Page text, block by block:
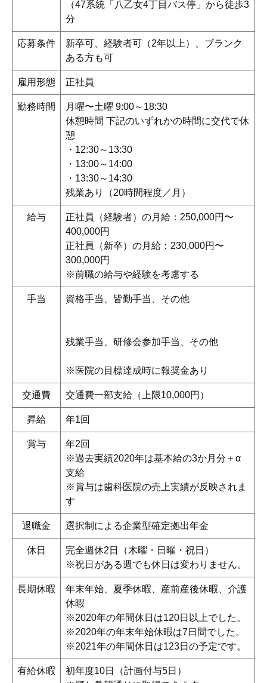
（47系統「八乙女4丁目バス停」から徒歩3
分
応募条件
新卒可、経験者可（2年以上）、ブランク
ある方も可
雇用形態 正社員
勤務時間
月曜〜土曜 9:00～18:30
休憩時間 下記のいずれかの時間に交代で休
憩
・12:30～13:30
・13:00～14:00
・13:30～14:30
残業あり（20時間程度／月）
給与
正社員（経験者）の月給：250,000円〜
400,000円
正社員（新卒）の月給：230,000円〜
300,000円
※前職の給与や経験を考慮する
手当 資格手当、皆勤手当、その他
残業手当、研修会参加手当、その他
※医院の目標達成時に報奨金あり
交通費 交通費一部支給（上限10,000円）
昇給 年1回
賞与
年2回
※過去実績2020年は基本給の3か月分＋α
支給
※賞与は歯科医院の売上実績が反映されま
す
退職金 選択制による企業型確定拠出年金
休日
完全週休2日（木曜・日曜・祝日）
※祝日がある週でも休日は変わりません。
長期休暇
年末年始、夏季休暇、産前産後休暇、介護
休暇
※2020年の年間休日は120日以上でした。
※2020年の年末年始休暇は7日間でした。
※2021年の年間休日は123日の予定です。
有給休暇
初年度10日（計画付与5日）